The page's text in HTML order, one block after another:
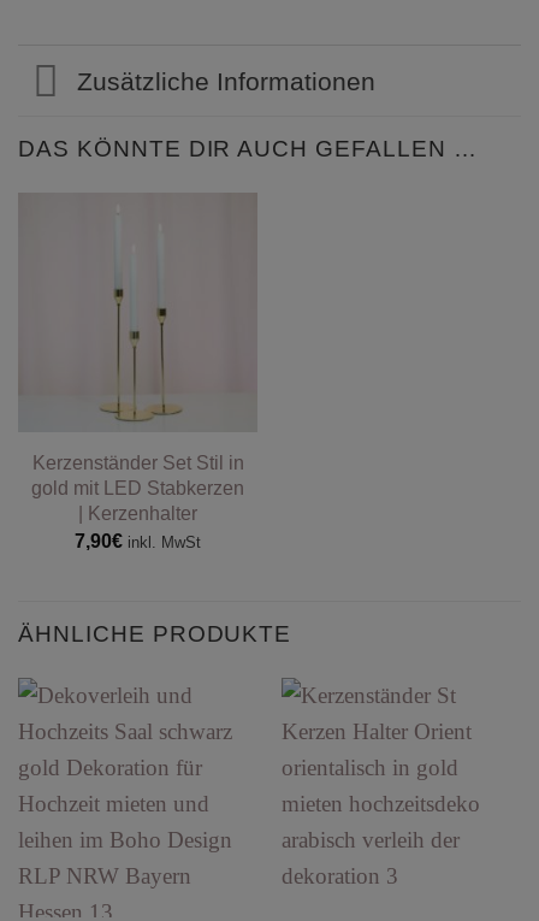
Zusätzliche Informationen
DAS KÖNNTE DIR AUCH GEFALLEN …
Kerzenständer Set Stil in
gold mit LED Stabkerzen
| Kerzenhalter
7,90€ inkl. MwSt
ÄHNLICHE PRODUKTE